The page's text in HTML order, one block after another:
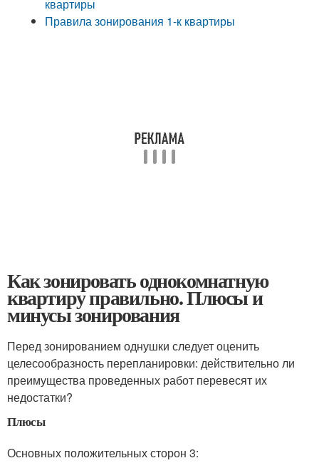
квартиры
Правила зонирования 1-к квартиры
Как зонировать однокомнатную
квартиру правильно. Плюсы и
минусы зонирования
Перед зонированием однушки следует оценить
целесообразность перепланировки: действительно ли
преимущества проведенных работ перевесят их
недостатки?
Плюсы
Основных положительных сторон 3: